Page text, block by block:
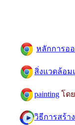
หลักการอ
สิ่งแวดล้อ
painting โดย
วิธีการสร้า